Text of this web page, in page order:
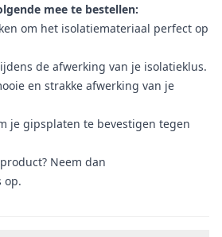
mee te bestellen:
om het isolatiemateriaal perfect op
de afwerking van je isolatieklus.
en strakke afwerking van je
je gipsplaten te bevestigen tegen
Neem dan
op.